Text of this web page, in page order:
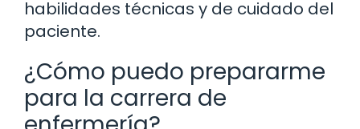
habilidades técnicas y de cuidado del
paciente.
¿Cómo puedo prepararme
para la carrera de